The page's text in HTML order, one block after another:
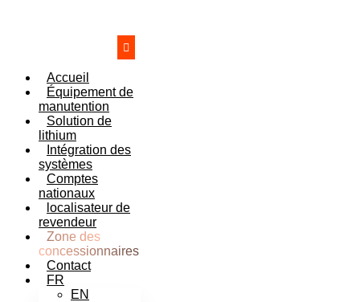
Accueil
Équipement de
manutention
Solution de
lithium
Intégration des
systèmes
Comptes
nationaux
localisateur de
revendeur
Zone des
concessionnaires
Contact
FR
EN